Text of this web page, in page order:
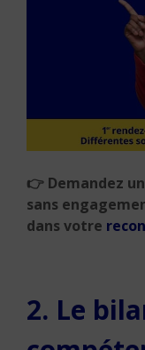
👉 Demandez
sans
dans votre
2. Le